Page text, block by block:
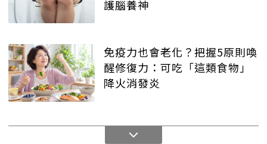
護腦養神
免疫力也會老化？把握5原則喚
醒修復力：可吃「這類食物」
降火消發炎